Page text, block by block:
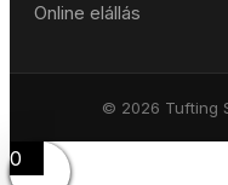
Online elállás
© 2026 Tufting
0